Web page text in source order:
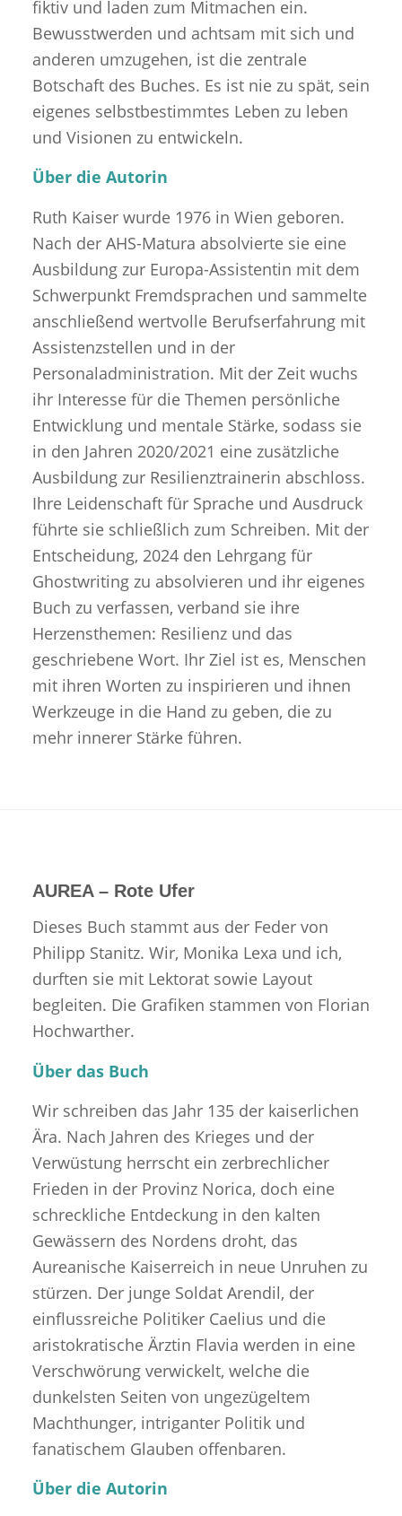
fiktiv und laden zum Mitmachen ein.
Bewusstwerden und achtsam mit sich und
anderen umzugehen, ist die zentrale
Botschaft des Buches. Es ist nie zu spät, sein
eigenes selbstbestimmtes Leben zu leben
und Visionen zu entwickeln.
Über die Autorin
Ruth Kaiser wurde 1976 in Wien geboren.
Nach der AHS-Matura absolvierte sie eine
Ausbildung zur Europa-Assistentin mit dem
Schwerpunkt Fremdsprachen und sammelte
anschließend wertvolle Berufserfahrung mit
Assistenzstellen und in der
Personaladministration. Mit der Zeit wuchs
ihr Interesse für die Themen persönliche
Entwicklung und mentale Stärke, sodass sie
in den Jahren 2020/2021 eine zusätzliche
Ausbildung zur Resilienztrainerin abschloss.
Ihre Leidenschaft für Sprache und Ausdruck
führte sie schließlich zum Schreiben. Mit der
Entscheidung, 2024 den Lehrgang für
Ghostwriting zu absolvieren und ihr eigenes
Buch zu verfassen, verband sie ihre
Herzensthemen: Resilienz und das
geschriebene Wort. Ihr Ziel ist es, Menschen
mit ihren Worten zu inspirieren und ihnen
Werkzeuge in die Hand zu geben, die zu
mehr innerer Stärke führen.
AUREA – Rote Ufer
Dieses Buch stammt aus der Feder von
Philipp Stanitz. Wir, Monika Lexa und ich,
durften sie mit Lektorat sowie Layout
begleiten. Die Grafiken stammen von Florian
Hochwarther.
Über das Buch
Wir schreiben das Jahr 135 der kaiserlichen
Ära. Nach Jahren des Krieges und der
Verwüstung herrscht ein zerbrechlicher
Frieden in der Provinz Norica, doch eine
schreckliche Entdeckung in den kalten
Gewässern des Nordens droht, das
Aureanische Kaiserreich in neue Unruhen zu
stürzen. Der junge Soldat Arendil, der
einflussreiche Politiker Caelius und die
aristokratische Ärztin Flavia werden in eine
Verschwörung verwickelt, welche die
dunkelsten Seiten von ungezügeltem
Machthunger, intriganter Politik und
fanatischem Glauben offenbaren.
Über die Autorin